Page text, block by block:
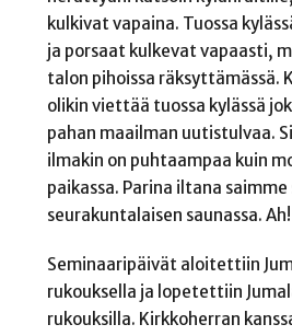
kulkivat vapaina. Tuossa
ja porsaat kulkevat vapaasti,
talon pihoissa räksyttämässä.
olikin viettää tuossa kylässä
pahan maailman uutistulvaa.
ilmakin on puhtaampaa kuin
paikassa. Parina iltana saimme
seurakuntalaisen saunassa.
Seminaaripäivät aloitettiin
rukouksella ja lopetettiin
rukouksilla. Kirkkoherran